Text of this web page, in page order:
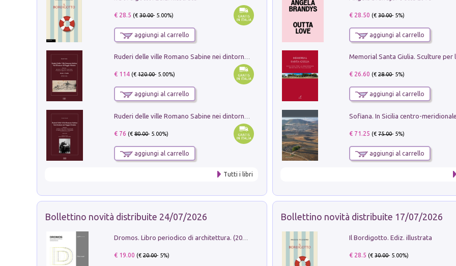
€ 28.5 (€30.00- 5.00%)
aggiungi al carrello
Ruderi delle ville Romano Sabine nei dintorni di Poggio Mirteto. Illustrati dal dott.re prof.re cav.re Ercole Nardi regio ispettore degli scavi e monumenti. Anno 1885. Tavole e studio. Con 25 tavole fuori testo in cartella editoriale
€ 114(€120.00- 5.00%)
aggiungi al carrello
€ 76 (€80.00- 5.00%)
aggiungi al carrello
Tutti i libri
€ 28.50 (€30.00- 5%)
aggiungi al carrello
€ 26.60 (€28.00- 5%)
aggiungi al carrello
€ 71.25 (€75.00- 5%)
aggiungi al carrello
Bollettino novità distribuite 24/07/2026
Dromos. Libro periodico di architettura. (2026). Vol. 15: Post-model
€ 19.00 (€20.00- 5%)
Bollettino novità distribuite 17/07/2026
Il Bordigotto. Ediz. illustrata
€ 28.5 (€30.00- 5.00%)